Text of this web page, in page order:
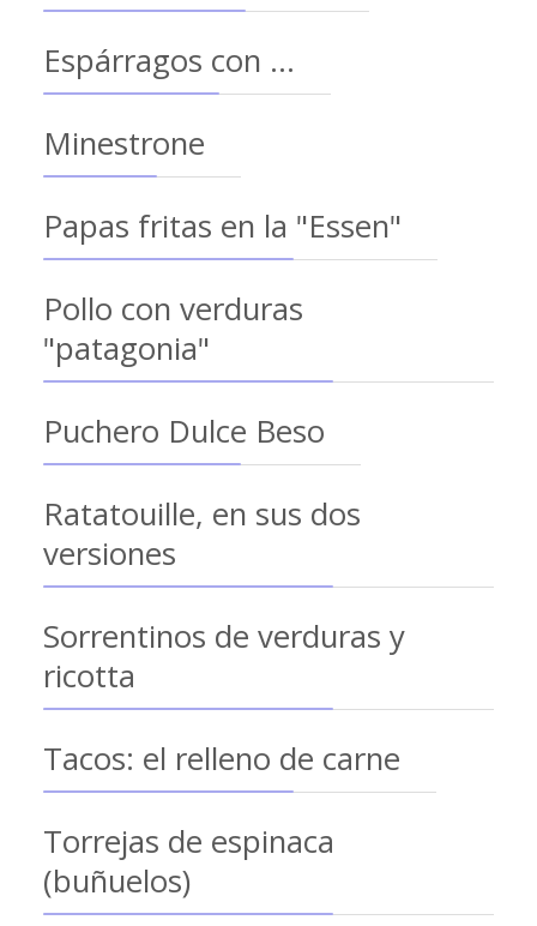
Espárragos con ...
Minestrone
Papas fritas en la "Essen"
Pollo con verduras
"patagonia"
Puchero Dulce Beso
Ratatouille, en sus dos
versiones
Sorrentinos de verduras y
ricotta
Tacos: el relleno de carne
Torrejas de espinaca
(buñuelos)